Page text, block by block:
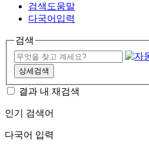
검색도움말
다국어입력
검색
상세검색
결과 내 재검색
인기 검색어
다국어 입력